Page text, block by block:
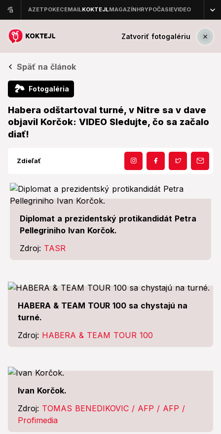
Zatvoriť fotogalériu
Späť na článok
🏞 Fotogaléria
Habera odštartoval turné, v Nitre sa v dave
objavil Korčok: VIDEO Sledujte, čo sa začalo
diať!
Zdieľať
Diplomat a prezidentský protikandidát Petra
Pellegriniho Ivan Korčok.
Zdroj: TASR
HABERA & TEAM TOUR 100 sa chystajú na
turné.
Zdroj: HABERA & TEAM TOUR 100
Ivan Korčok.
Zdroj: TOMAS BENEDIKOVIC / AFP / AFP /
Profimedia